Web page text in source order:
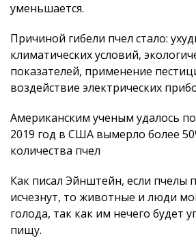
уменьшается.
Причиной гибели пчел стало:
климатических условий,
показателей, применение
воздействие электрических
Американским ученым удалось
2019 год в США вымерло более
количества пчел
Как писал Эйнштейн, если пчелы
исчезнут, то животные и люди
голода, так как им нечего будет
пищу.